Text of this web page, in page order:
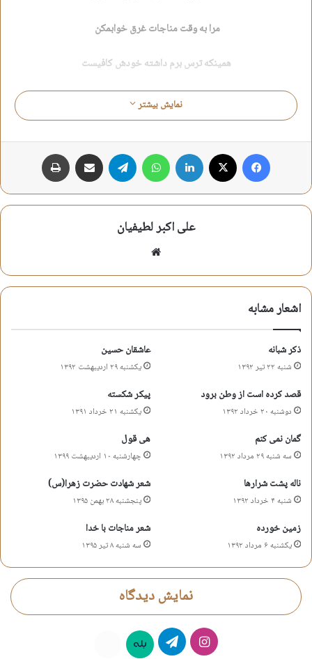
مرا به وقت مناجات غرق خوابمکن
همینکه ترس برم داشته خودش کافیست
تو با عتاب دلم را پر اضطراب مکن
جهنمم ببر اما دگر عتاب مکن
چقدر جار زدم من که “دوستمداری”
بیا مقابل مردم مرا خراب مکن
خودت اجازه نده بعد از این گناهکنم
اگر که عبد نبودم نجف نمی رفتم
سوا نکن که همه با همیم جان حسین
همه غلام حسینیم انتخاب مکن
علی اکبر لطیفیان
اشعار ماه رمضان
اشعار مناجات با خدا
علی اکبر لطیفیان
نمایش بیشتر
فیس بوک لینکدین تلگرام اشتراک گذاری از طریق ایمیل
علی اکبر لطیفیان
اشعار مشابه
ذکر شبانه
شنبه ۲۲ تیر ۱۳۹۲
عاشقان حسین
یکشنبه ۲۹ اردیبهشت ۱۳۹۲
قصد کرده است از وطن برود
دوشنبه ۲۰ خرداد ۱۳۹۲
پیکر شکسته
یکشنبه ۲۱ خرداد ۱۳۹۱
گمان نمی کنم
سه شنبه ۲۹ مرداد ۱۳۹۲
هی قول
چهارشنبه ۱۰ اردیبهشت ۱۳۹۹
ناله پشت شرارها
شنبه ۴ خرداد ۱۳۹۲
شعر شهادت حضرت زهرا(س)
پنجشنبه ۲۸ بهمن ۱۳۹۵
زمین خورده
یکشنبه ۶ مرداد ۱۳۹۲
شعر مناجات با خدا
سه شنبه ۸ تیر ۱۳۹۵
نمایش دیدگاه
اینستاگرامتلگرام بله